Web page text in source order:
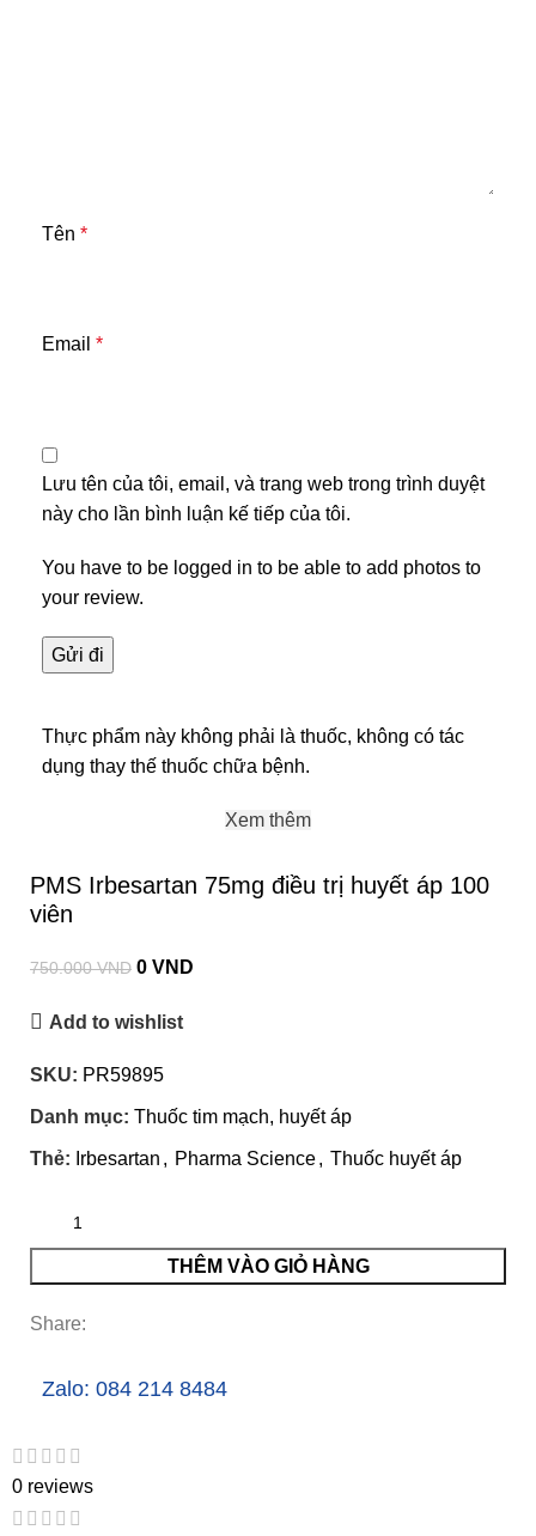
Tên *
Email *
Lưu tên của tôi, email, và trang web trong trình duyệt
này cho lần bình luận kế tiếp của tôi.
You have to be logged in to be able to add photos to
your review.
Thực phẩm này không phải là thuốc, không có tác
dụng thay thế thuốc chữa bệnh.
Xem thêm
PMS Irbesartan 75mg điều trị huyết áp 100
viên
750.000VND 0 VND
Add to wishlist
SKU: PR59895
Danh mục: Thuốc tim mạch, huyết áp
Thẻ: Irbesartan , Pharma Science, Thuốc huyết áp
THÊM VÀO GIỎ HÀNG
Share:
Zalo: 084 214 8484
0 reviews